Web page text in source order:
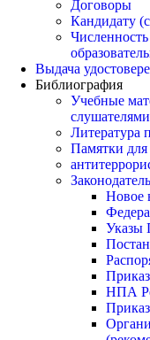
Договоры
Кандидату
Выдача
Библиография
Учебные
слушателями
Литература
Памятки
Новое
Указы
НПА